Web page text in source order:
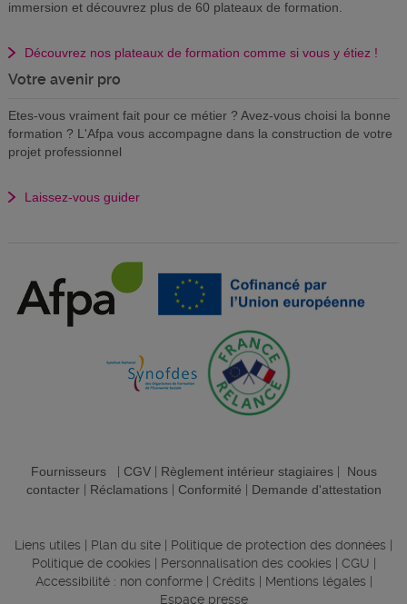
immersion et découvrez plus de 60 plateaux de formation.
Découvrez nos plateaux de formation comme si vous y étiez !
Votre avenir pro
Etes-vous vraiment fait pour ce métier ? Avez-vous choisi la bonne
formation ? L'Afpa vous accompagne dans la construction de votre
projet professionnel
Laissez-vous guider
Fournisseurs| CGV| Règlement intérieur stagiaires| Nous
contacter| Réclamations| Conformité Demande d'attestation
Liens utiles Plan du site Politique de protection des données
Politique de cookies
Personnalisation des cookies CGU
Accessibilité : non conforme| Crédits Mentions légales
Espace presse